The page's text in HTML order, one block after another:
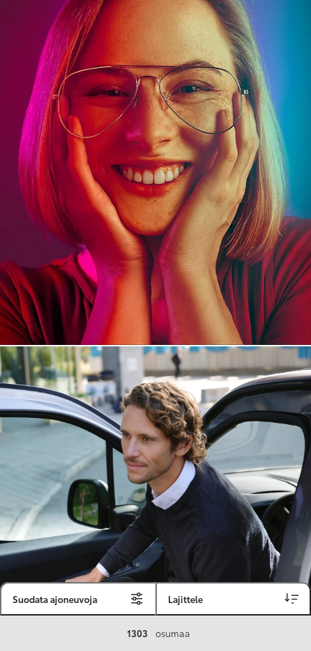
Suodata ajoneuvoja Lajittele
1303 osumaa